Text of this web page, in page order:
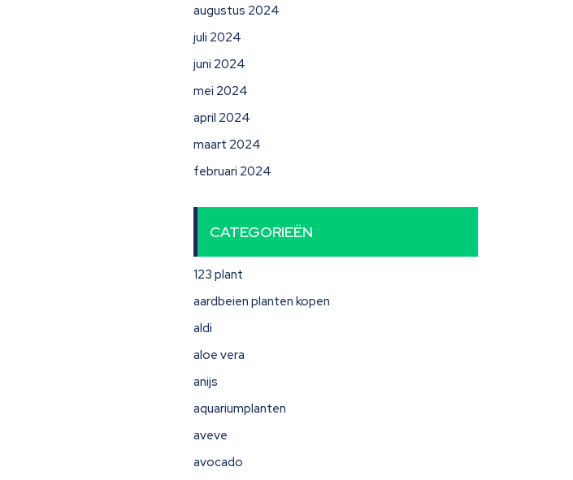
augustus 2024
juli 2024
juni 2024
mei 2024
april 2024
maart 2024
februari 2024
CATEGORIEËN
123 plant
aardbeien planten kopen
aldi
aloe vera
anijs
aquariumplanten
aveve
avocado